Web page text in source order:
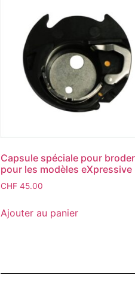
Capsule spéciale pour
pour les modèles eXpressive
CHF 45.00
Ajouter au panier